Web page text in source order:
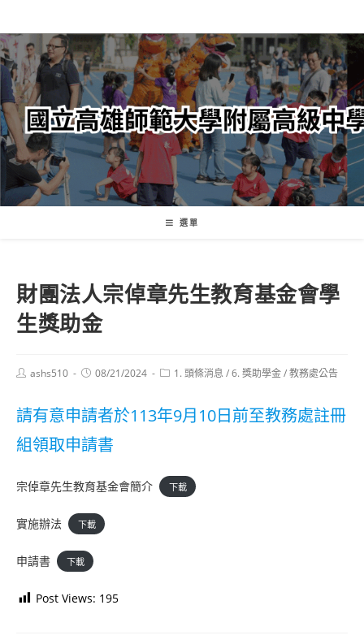
轉
至
主
內
容
選單
財團法人宗倬章先生教育基金會學
生獎助金
Postashs510
Post08/21/2024
Post1. 頭條消息 /6. 獎助學金/教務處公告
請有意申請者於113年9月10日前至教務處註冊
組領取申請書
宗倬章先生教育基金會簡介 下載
實施辦法 下載
申請書 下載
Post Views: 195